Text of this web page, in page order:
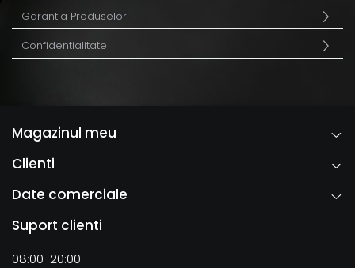
Garantia Produselor
Confidentialitate
Magazinul meu
Clienti
Date comerciale
Suport clienti
08:00-20:00